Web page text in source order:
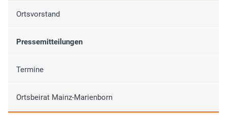
Ortsvorstand
Pressemitteilungen
Termine
Ortsbeirat Mainz-Marienborn